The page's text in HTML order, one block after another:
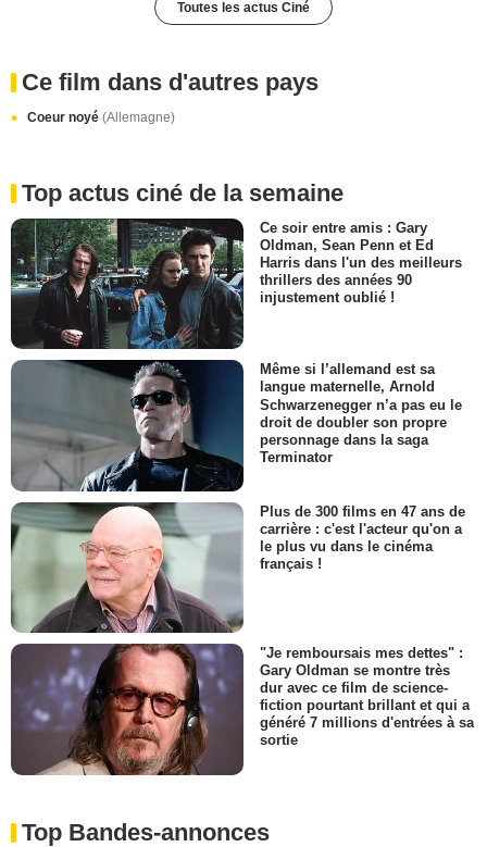
Toutes les actus Ciné
Ce film dans d'autres pays
Coeur noyé (Allemagne)
Top actus ciné de la semaine
Ce soir entre amis : Gary
Oldman, Sean Penn et Ed
Harris dans l'un des meilleurs
thrillers des années 90
injustement oublié !
Même si l’allemand est sa
langue maternelle, Arnold
Schwarzenegger n’a pas eu le
droit de doubler son propre
personnage dans la saga
Terminator
Plus de 300 films en 47 ans de
carrière : c'est l'acteur qu'on a
le plus vu dans le cinéma
français !
"Je remboursais mes dettes" :
Gary Oldman se montre très
dur avec ce film de science-
fiction pourtant brillant et qui a
généré 7 millions d'entrées à sa
sortie
Top Bandes-annonces